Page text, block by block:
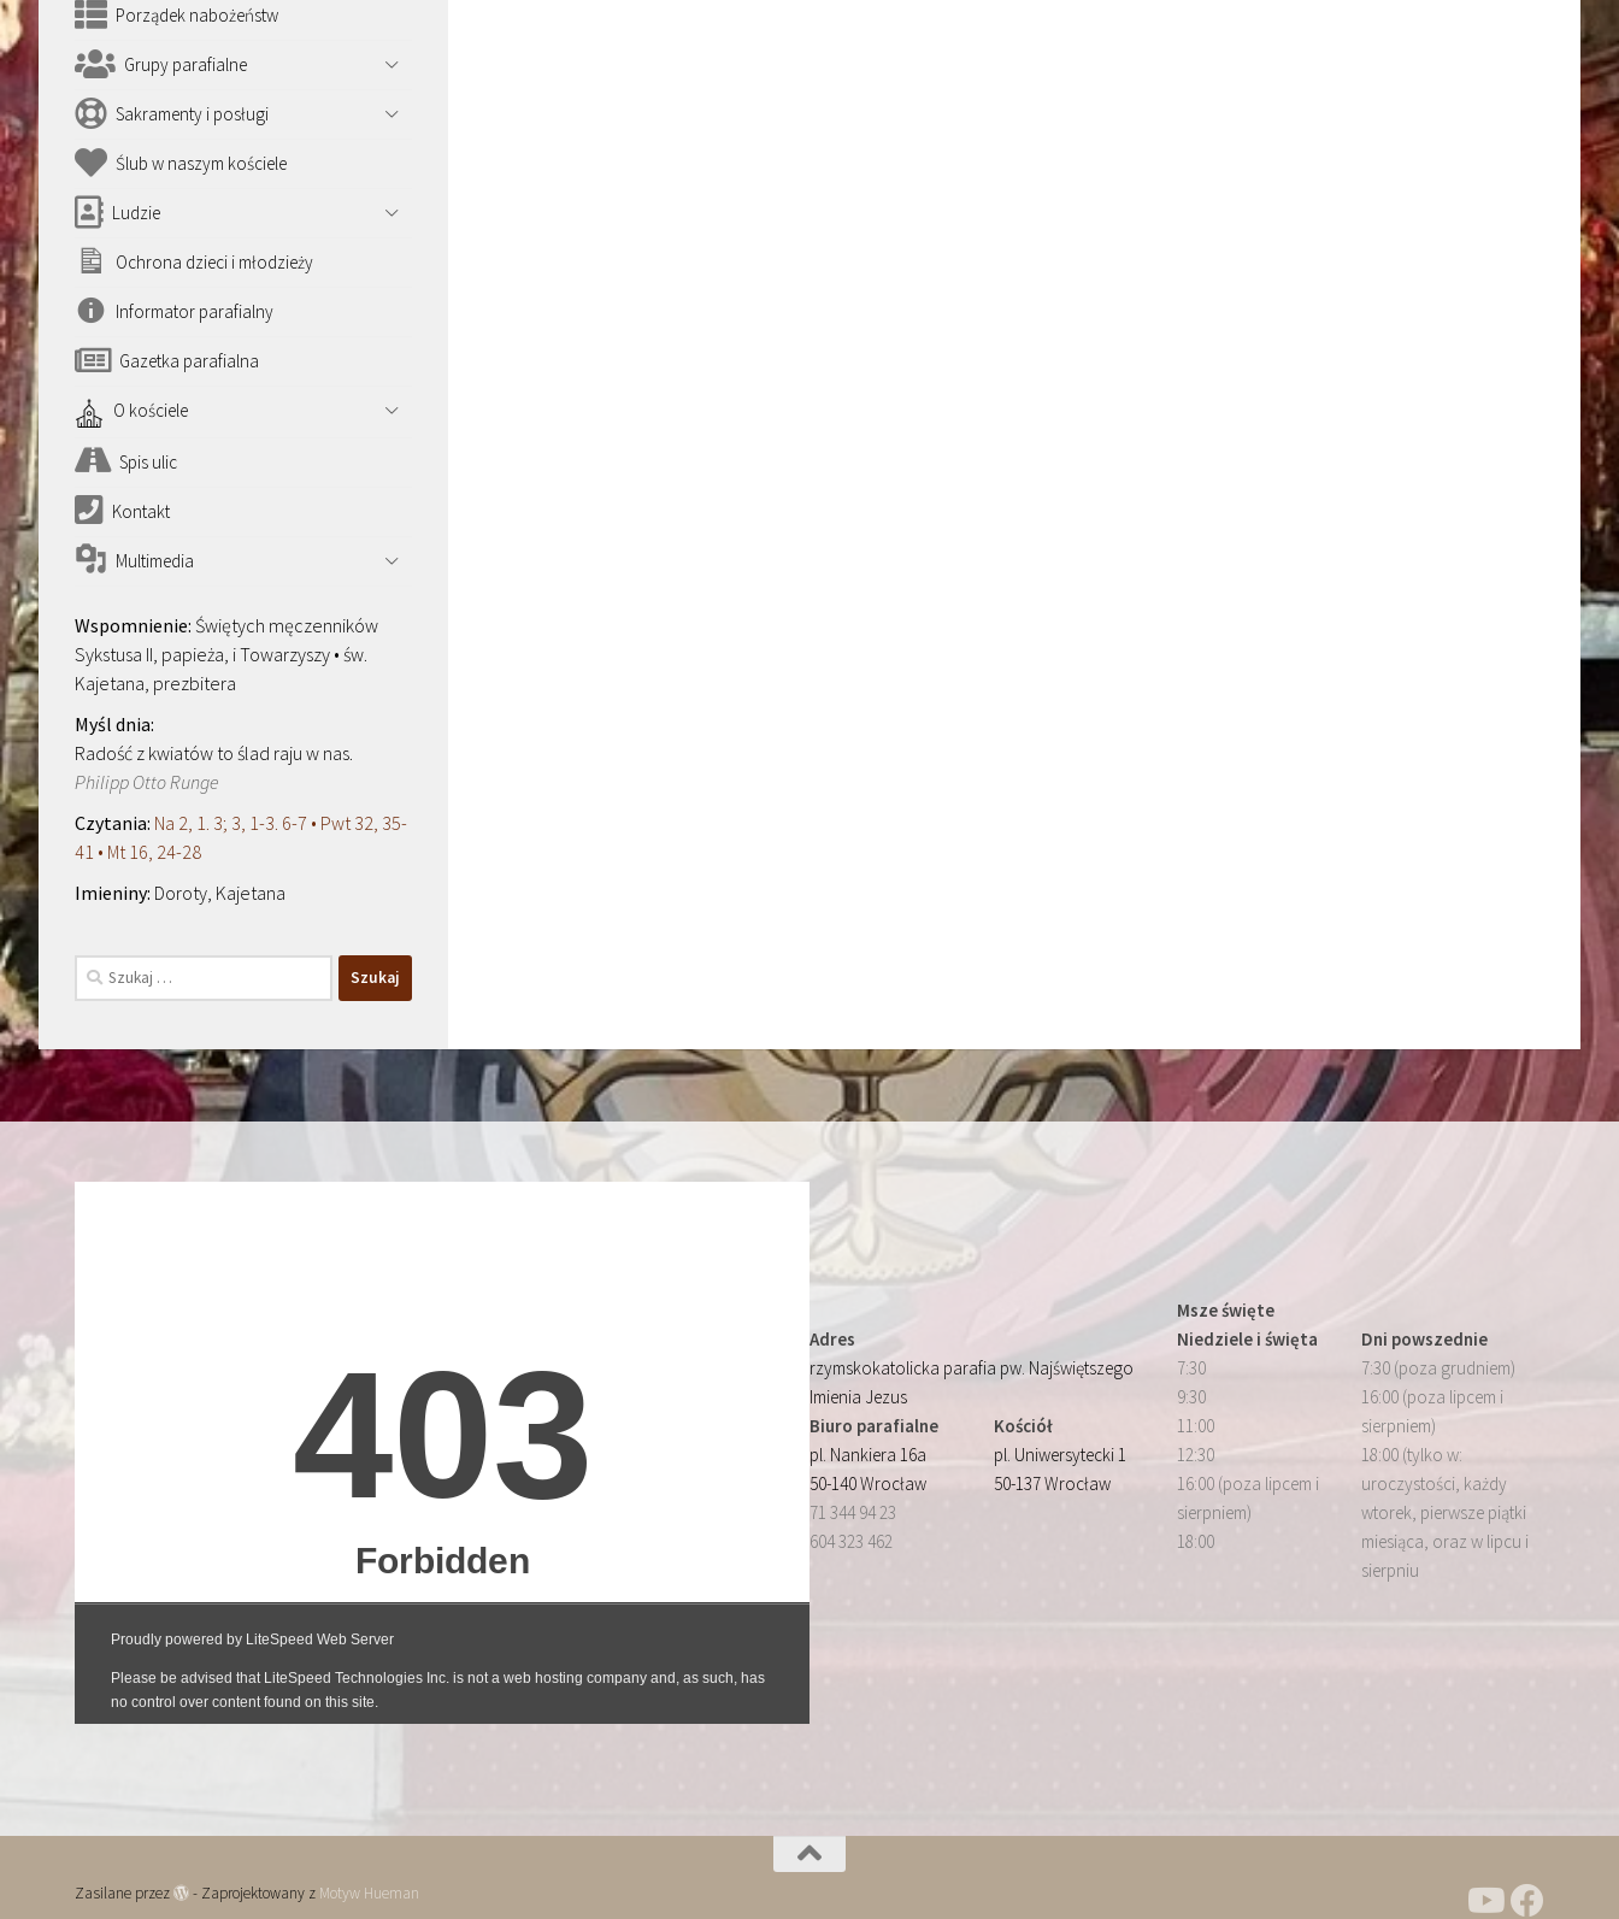
Porządek nabożeństw
Grupy parafialne
Sakramenty i posługi
Ślub w naszym kościele
Ludzie
Ochrona dzieci i młodzieży
Informator parafialny
Gazetka parafialna
O kościele
Spis ulic
Kontakt
Multimedia
Świętych męczenników
Sykstusa II, papieża, i Towarzyszy • św.
Kajetana, prezbitera
Radość z kwiatów to ślad raju w nas.
Philipp Otto Runge
Na 2, 1. 3; 3, 1-3. 6-7 • Pwt 32, 35-
41 • Mt 16, 24-28
Doroty, Kajetana
Szukaj:
Adres
rzymskokatolicka parafia pw. Najświętszego
Imienia Jezus
Biuro parafialne
pl. Nankiera 16a
50-140 Wrocław
71 344 94 23
604 323 462
Kościół
pl. Uniwersytecki 1
50-137 Wrocław
Msze święte
Niedziele i święta
7:30
9:30
11:00
12:30
16:00 (poza lipcem i
sierpniem)
18:00
Dni powszednie
7:30 (poza grudniem)
16:00 (poza lipcem i
sierpniem)
18:00 (tylko w:
uroczystości, każdy
wtorek, pierwsze piątki
miesiąca, oraz w lipcu i
sierpniu
Zasilane przez - Zaprojektowany z Motyw Hueman